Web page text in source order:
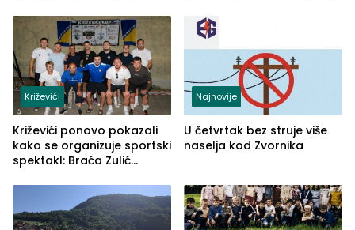
Graše
Križevići
Križevići ponovo pokazali
kako se organizuje sportski
spektakl: Braća Zulić
Najnovije
U četvrtak bez struje više
naselja kod Zvornika